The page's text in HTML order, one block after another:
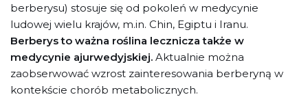
berberysu) stosuje się od pokoleń w medycynie
ludowej wielu krajów, m.in. Chin, Egiptu i Iranu.
Berberys to ważna roślina lecznicza także w
medycynie ajurwedyjskiej. Aktualnie można
zaobserwować wzrost zainteresowania berberyną w
kontekście chorób metabolicznych.